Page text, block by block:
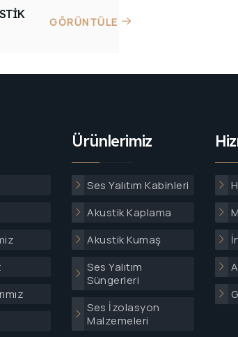
GÖRÜNTÜLE
Ürünlerimiz
Ses Yalıtım Kabinleri
Akustik Kaplama
Akustik Kumaş
Ses Yalıtım
Süngerleri
Ses İzolasyon
Malzemeleri